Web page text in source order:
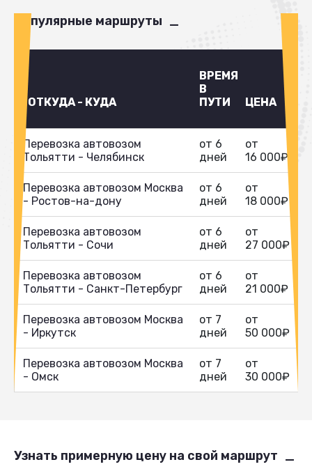
Популярные маршруты
ОТКУДА - КУДА
ВРЕМЯ
В
ПУТИ
ЦЕНА
Перевозка автовозом
Тольятти - Челябинск
от 6
дней
от
16 000₽
Перевозка автовозом Москва
- Ростов-на-дону
от 6
дней
от
18 000₽
Перевозка автовозом
Тольятти - Сочи
от 6
дней
от
27 000₽
Перевозка автовозом
Тольятти - Санкт-Петербург
от 6
дней
от
21 000₽
Перевозка автовозом Москва
- Иркутск
от 7
дней
от
50 000₽
Перевозка автовозом Москва
- Омск
от 7
дней
от
30 000₽
Узнать примерную цену на свой маршрут